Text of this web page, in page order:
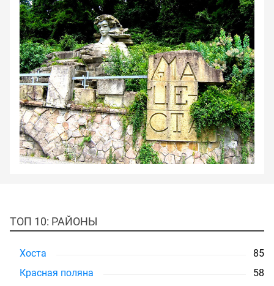
ТОП 10: РАЙОНЫ
Хоста
85
Красная поляна
58